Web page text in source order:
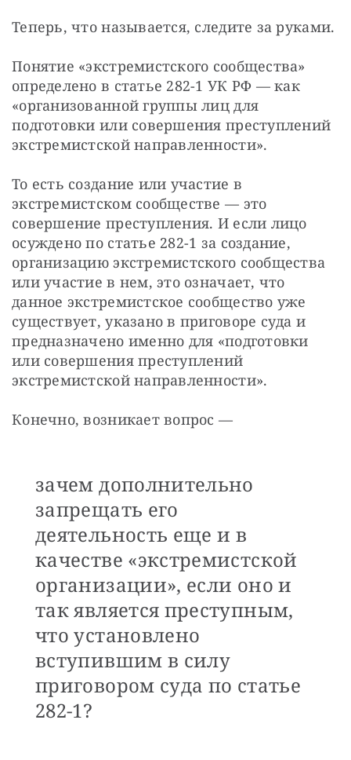
Теперь, что называется, следите за руками.
Понятие «экстремистского сообщества»
определено в статье 282-1 УК РФ — как
«организованной группы лиц для
подготовки или совершения преступлений
экстремистской направленности».
То есть создание или участие в
экстремистском сообществе — это
совершение преступления. И если лицо
осуждено по статье 282-1 за создание,
организацию экстремистского сообщества
или участие в нем, это означает, что
данное экстремистское сообщество уже
существует, указано в приговоре суда и
предназначено именно для «подготовки
или совершения преступлений
экстремистской направленности».
Конечно, возникает вопрос —
зачем дополнительно
запрещать его
деятельность еще и в
качестве «экстремистской
организации», если оно и
так является преступным,
что установлено
вступившим в силу
приговором суда по статье
282-1?